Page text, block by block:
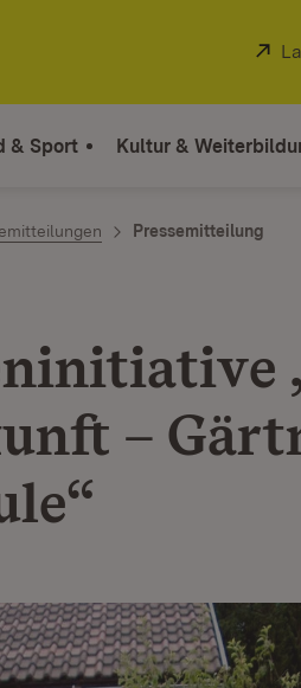
& Sport Kultur &
Pressemitteilung
–